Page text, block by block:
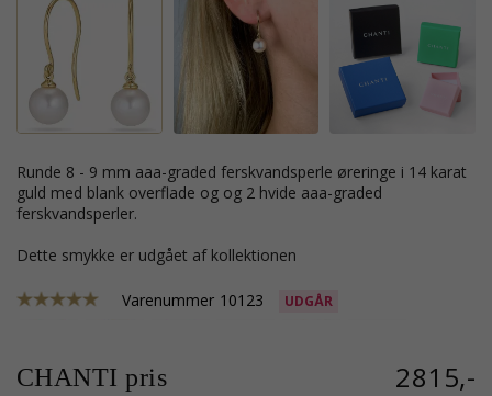
runde 8 - 9 mm aaa-graded ferskvandsperle øreringe i 14 karat
guld med blank overflade og og 2 hvide aaa-graded
ferskvandsperler.
Dette smykke er udgået af kollektionen
Varenummer 10123 UDGÅR
CHANTI pris 2815,-